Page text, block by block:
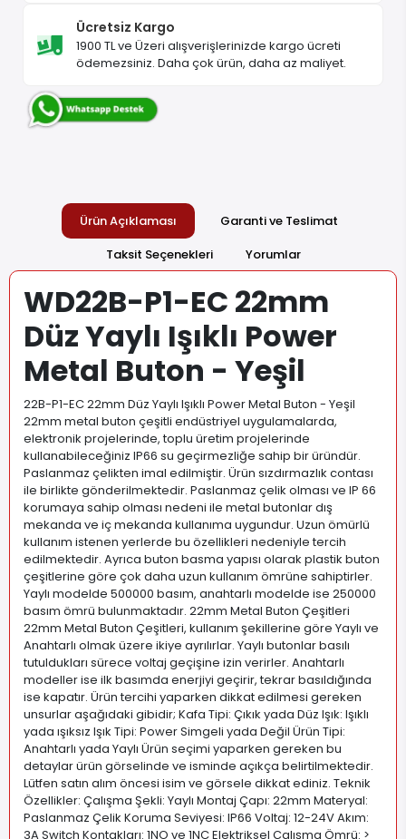
Ücretsiz Kargo
1900 TL ve Üzeri alışverişlerinizde kargo ücreti
ödemezsiniz. Daha çok ürün, daha az maliyet.
Ürün Açıklaması
Garanti ve Teslimat
Taksit Seçenekleri
Yorumlar
WD22B-P1-EC 22mm
Düz Yaylı Işıklı Power
Metal Buton - Yeşil
22B-P1-EC 22mm Düz Yaylı Işıklı Power Metal Buton - Yeşil
22mm metal buton çeşitli endüstriyel uygulamalarda,
elektronik projelerinde, toplu üretim projelerinde
kullanabileceğiniz IP66 su geçirmezliğe sahip bir üründür.
Paslanmaz çelikten imal edilmiştir. Ürün sızdırmazlık contası
ile birlikte gönderilmektedir. Paslanmaz çelik olması ve IP 66
korumaya sahip olması nedeni ile metal butonlar dış
mekanda ve iç mekanda kullanıma uygundur. Uzun ömürlü
kullanım istenen yerlerde bu özellikleri nedeniyle tercih
edilmektedir. Ayrıca buton basma yapısı olarak plastik buton
çeşitlerine göre çok daha uzun kullanım ömrüne sahiptirler.
Yaylı modelde 500000 basım, anahtarlı modelde ise 250000
basım ömrü bulunmaktadır. 22mm Metal Buton Çeşitleri
22mm Metal Buton Çeşitleri, kullanım şekillerine göre Yaylı ve
Anahtarlı olmak üzere ikiye ayrılırlar. Yaylı butonlar basılı
tutuldukları sürece voltaj geçişine izin verirler. Anahtarlı
modeller ise ilk basımda enerjiyi geçirir, tekrar basıldığında
ise kapatır. Ürün tercihi yaparken dikkat edilmesi gereken
unsurlar aşağıdaki gibidir; Kafa Tipi: Çıkık yada Düz Işık: Işıklı
yada ışıksız Işık Tipi: Power Simgeli yada Değil Ürün Tipi:
Anahtarlı yada Yaylı Ürün seçimi yaparken gereken bu
detaylar ürün görselinde ve isminde açıkça belirtilmektedir.
Lütfen satın alım öncesi isim ve görsele dikkat ediniz. Teknik
Özellikler: Çalışma Şekli: Yaylı Montaj Çapı: 22mm Materyal:
Paslanmaz Çelik Koruma Seviyesi: IP66 Voltaj: 12-24V Akım:
3A Switch Kontakları: 1NO ve 1NC Elektriksel Çalışma Ömrü: >